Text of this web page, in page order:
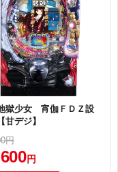
獄少女 宵伽ＦＤＺ設
甘デジ】
円
円